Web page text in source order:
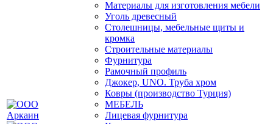
Материалы для изготовления мебели
Уголь древесный
Столешницы, мебельные щиты и
кромка
Строительные материалы
Фурнитура
Рамочный профиль
Джокер, UNO. Труба хром
Ковры (производство Турция)
МЕБЕЛЬ
Лицевая фурнитура